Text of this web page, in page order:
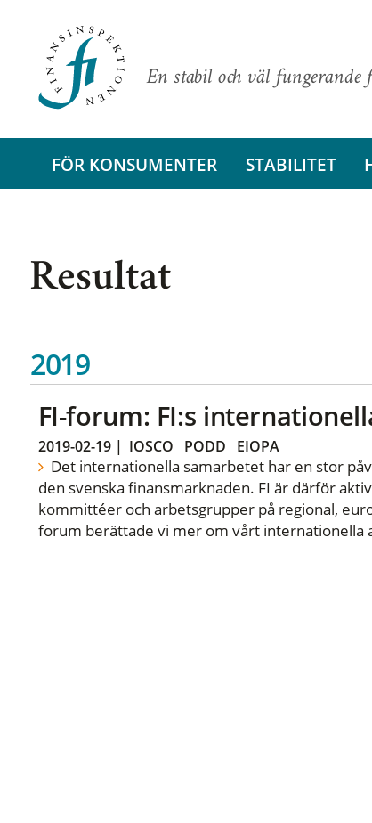
En stabil och väl
FÖR KONSUMENTER STABILITET
Resultat
2019
FI-forum: FI:s
2019-02-19| IOSCO PODD EIOPA
Det internationella samarbetet har en stor
den svenska finansmarknaden. FI är därför
kommittéer och arbetsgrupper på regional,
forum berättade vi mer om vårt internationella